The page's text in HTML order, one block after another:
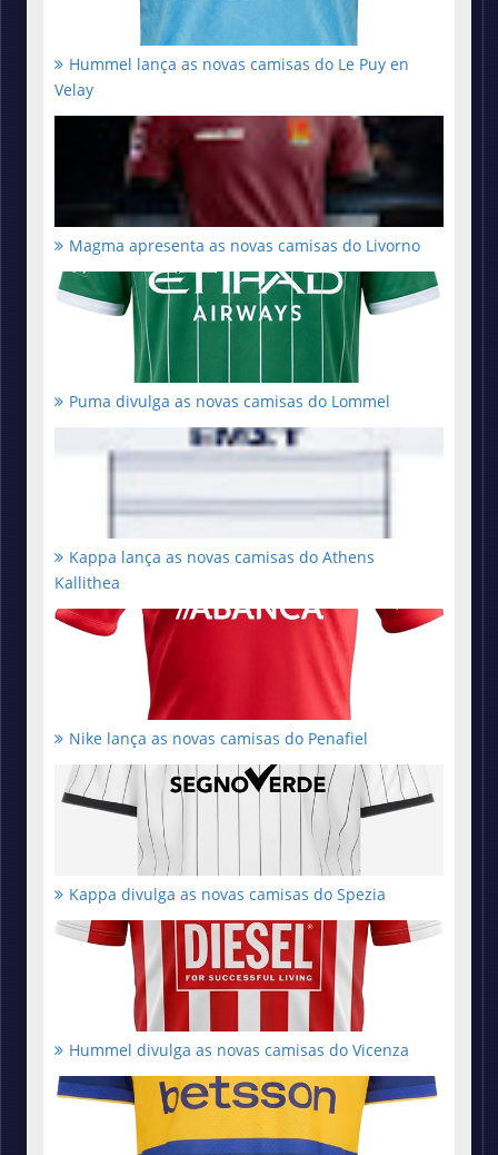
Hummel lança as novas camisas do Le Puy en
Velay
Magma apresenta as novas camisas do Livorno
Puma divulga as novas camisas do Lommel
Kappa lança as novas camisas do Athens
Kallithea
Nike lança as novas camisas do Penafiel
Kappa divulga as novas camisas do Spezia
Hummel divulga as novas camisas do Vicenza